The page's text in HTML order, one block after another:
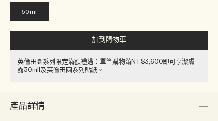
50ml
加到購物車
英倫田園系列限定滿額禮遇：單筆購物滿NT$3,600即可享潔膚
露30ml​l​​及英倫田園系列貼紙​。
產品詳情